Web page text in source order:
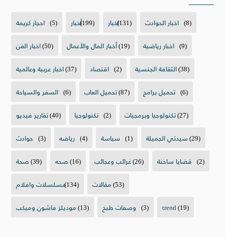
احجار كريمة (5) أخبار(199) اخبار(131) اخبار الحوادث (8)
اخبار الفن(50) أخبار المال والأعمال(19) اخبار رياضية (9)
اخبار عربية وعالمية(37) اقتصاد (2) الثقافة الجنسية(38)
السفر والسياحة (6) تحميل العاب(87) تحميل برامج (6)
تقارير فيديو(40) تكنولوجيا (2) تكنولوجيا وبرمجيات(27)
حوادث (3) رياضه (4) سياسة (1) سيدتي الجميلة(29)
صحة(39) صحه(16) غرائب وعجائب(26) قضايا ساخنة (2)
مسلسلات وافلام(134) مقالات(53)
موديلز فاشون وميكب(13) وصفات طبخ (3) trend(19)